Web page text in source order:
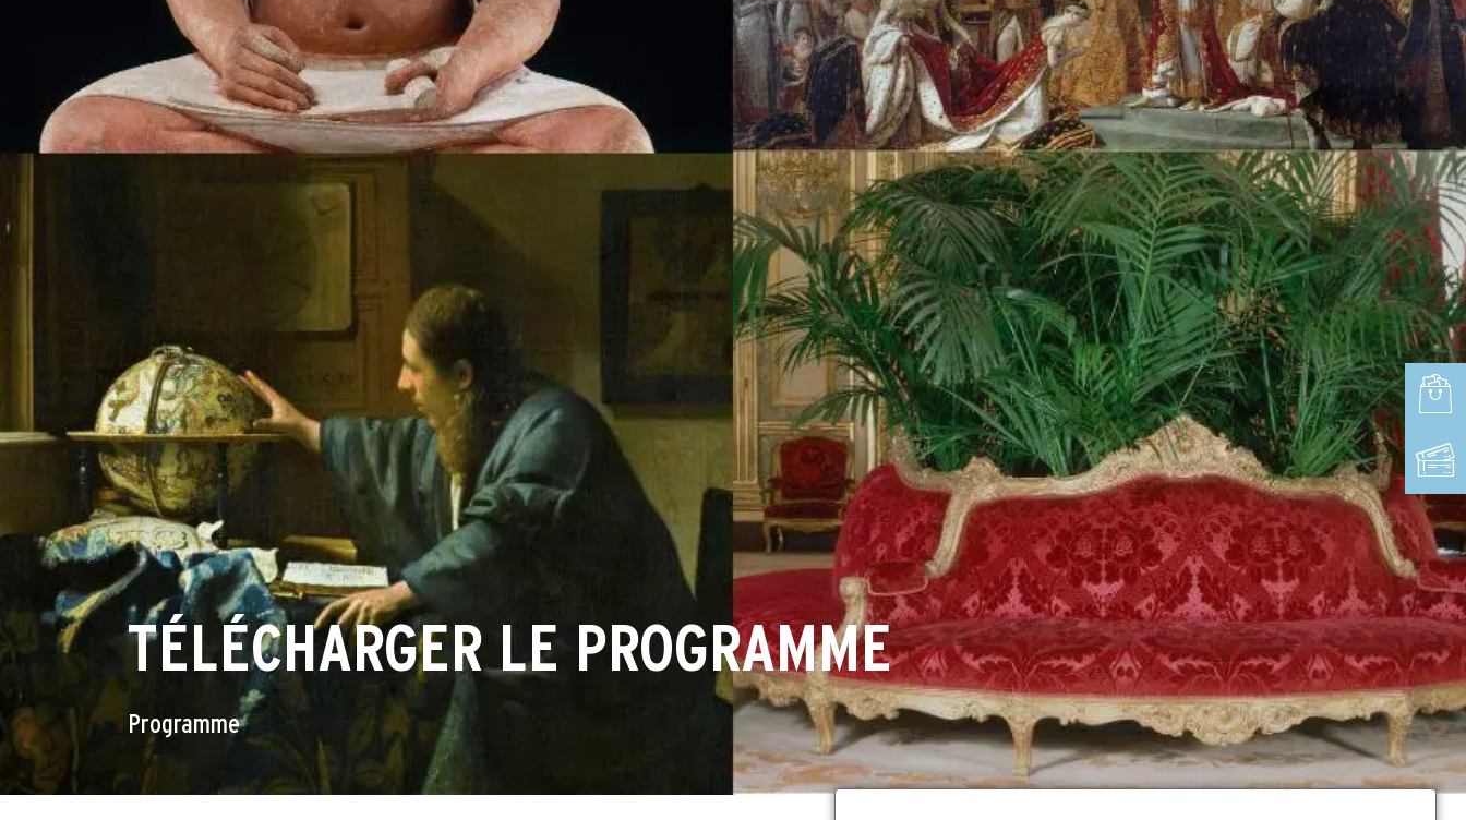
TÉLÉCHARGER LE PROGRAMME
Programme